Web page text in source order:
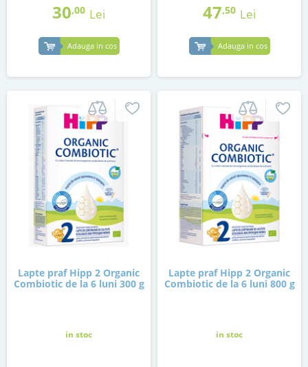
30,00 Lei
Adauga in cos
47,50 Lei
Adauga in cos
Lapte praf Hipp 2 Organic
Combiotic de la 6 luni 300 g
in stoc
Lapte praf Hipp 2 Organic
Combiotic de la 6 luni 800 g
in stoc